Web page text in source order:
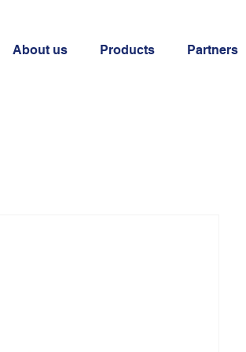
About us Products Partners